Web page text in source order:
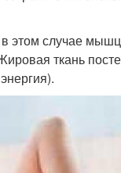
этом случае
ткань